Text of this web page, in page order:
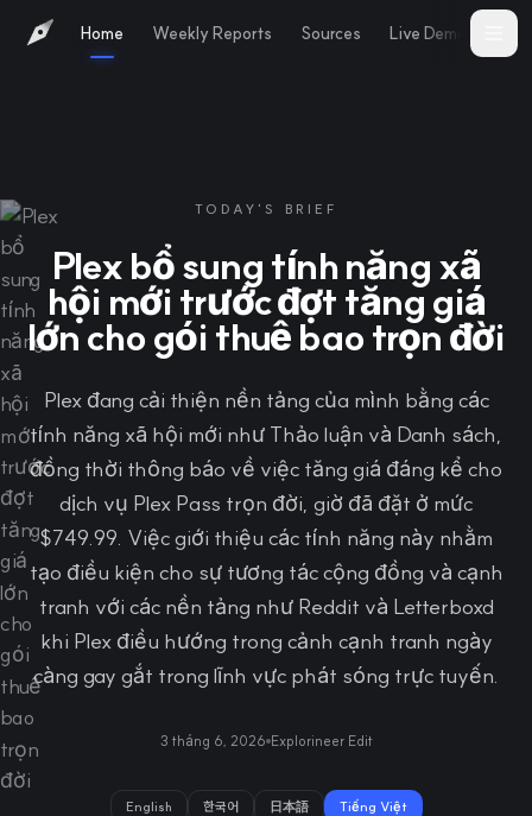
Home Weekly Reports Sources Live Demo
TODAY'S BRIEF
Plex bổ sung tính năng xã
hội mới trước đợt tăng giá
lớn cho gói thuê bao trọn đời
Plex đang cải thiện nền tảng của mình bằng các
tính năng xã hội mới như Thảo luận và Danh sách,
đồng thời thông báo về việc tăng giá đáng kể cho
dịch vụ Plex Pass trọn đời, giờ đã đặt ở mức
$749.99. Việc giới thiệu các tính năng này nhằm
tạo điều kiện cho sự tương tác cộng đồng và cạnh
tranh với các nền tảng như Reddit và Letterboxd
khi Plex điều hướng trong cảnh cạnh tranh ngày
càng gay gắt trong lĩnh vực phát sóng trực tuyến.
3 tháng 6, 2026 Explorineer Edit
English 한국어 日本語 Tiếng Việt